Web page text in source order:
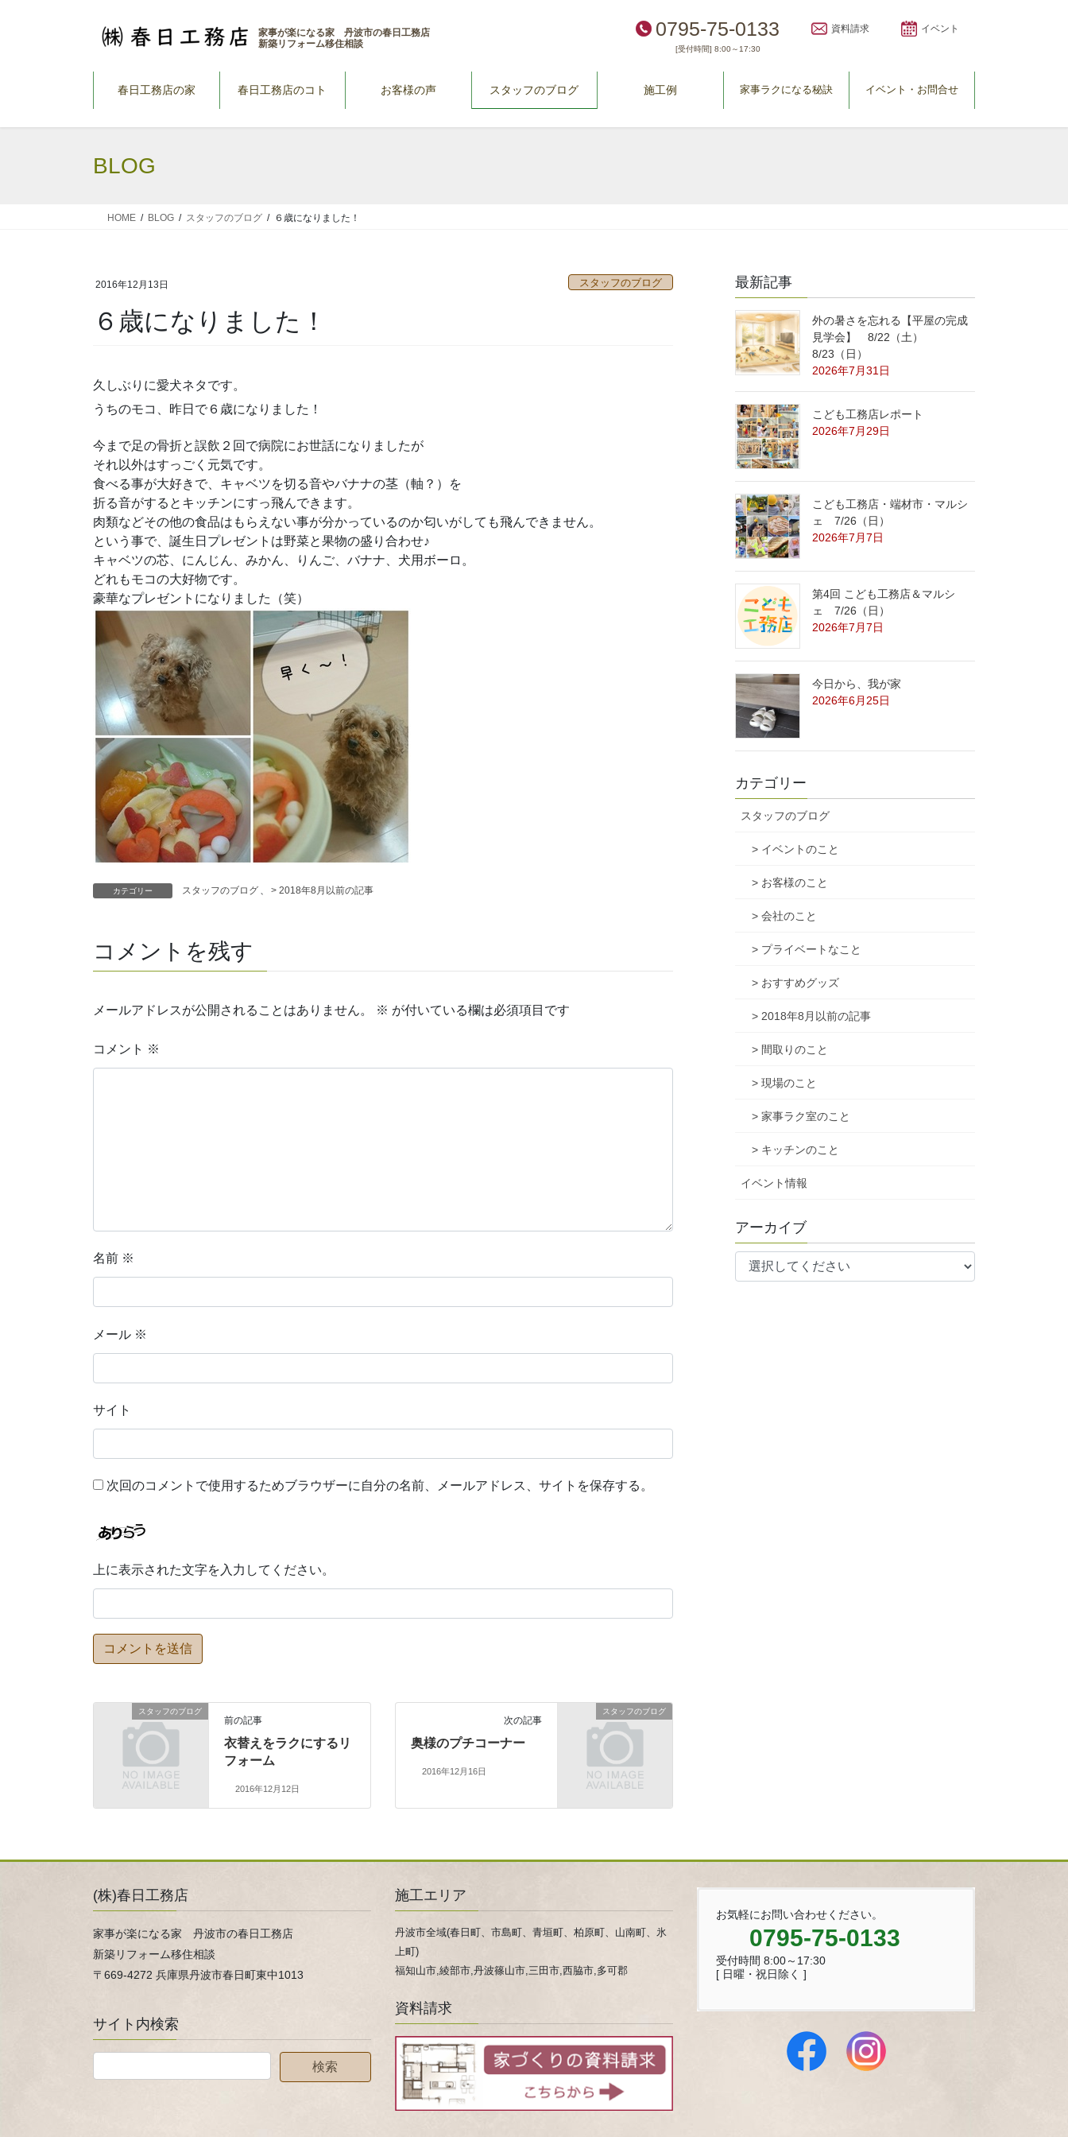
家事が楽になる家 丹波市の春日工務店
新築リフォーム移住相談
0795-75-0133
[受付時間] 8:00～17:30
資料請求 イベント
春日工務店の家 春日工務店のコト お客様の声 スタッフのブログ 施工例 家事ラクになる秘訣 イベント・お問合せ
BLOG
HOME BLOG スタッフのブログ ６歳になりました！
2016年12月13日 スタッフのブログ
６歳になりました！
久しぶりに愛犬ネタです。
うちのモコ、昨日で６歳になりました！
今まで足の骨折と誤飲２回で病院にお世話になりましたが
それ以外はすっごく元気です。
食べる事が大好きで、キャベツを切る音やバナナの茎（軸？）を
折る音がするとキッチンにすっ飛んできます。
肉類などその他の食品はもらえない事が分かっているのか匂いがしても飛んできません。
という事で、誕生日プレゼントは野菜と果物の盛り合わせ♪
キャベツの芯、にんじん、みかん、りんご、バナナ、犬用ボーロ。
どれもモコの大好物です。
豪華なプレゼントになりました（笑）
カテゴリー スタッフのブログ 、 > 2018年8月以前の記事
コメントを残す
メールアドレスが公開されることはありません。 ※ が付いている欄は必須項目です
コメント ※
名前 ※
メール ※
サイト
次回のコメントで使用するためブラウザーに自分の名前、メールアドレス、サイトを保存する。
上に表示された文字を入力してください。
スタッフのブログ
前の記事
衣替えをラクにするリ
フォーム
2016年12月12日
スタッフのブログ
次の記事
奥様のプチコーナー
2016年12月16日
最新記事
外の暑さを忘れる【平屋の完成
見学会】 8/22（土）
8/23（日）
2026年7月31日
こども工務店レポート
2026年7月29日
こども工務店・端材市・マルシ
ェ 7/26（日）
2026年7月7日
第4回 こども工務店＆マルシ
ェ 7/26（日）
2026年7月7日
今日から、我が家
2026年6月25日
カテゴリー
スタッフのブログ
> イベントのこと
> お客様のこと
> 会社のこと
> プライベートなこと
> おすすめグッズ
> 2018年8月以前の記事
> 間取りのこと
> 現場のこと
> 家事ラク室のこと
> キッチンのこと
イベント情報
アーカイブ
(株)春日工務店
家事が楽になる家 丹波市の春日工務店
新築リフォーム移住相談
〒669-4272 兵庫県丹波市春日町東中1013
サイト内検索
施工エリア
丹波市全域(春日町、市島町、青垣町、柏原町、山南町、氷
上町)
福知山市,綾部市,丹波篠山市,三田市,西脇市,多可郡
資料請求
お気軽にお問い合わせください。
0795-75-0133
受付時間 8:00～17:30
[ 日曜・祝日除く ]